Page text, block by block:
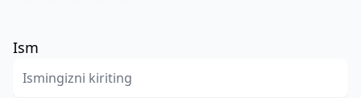
Ism